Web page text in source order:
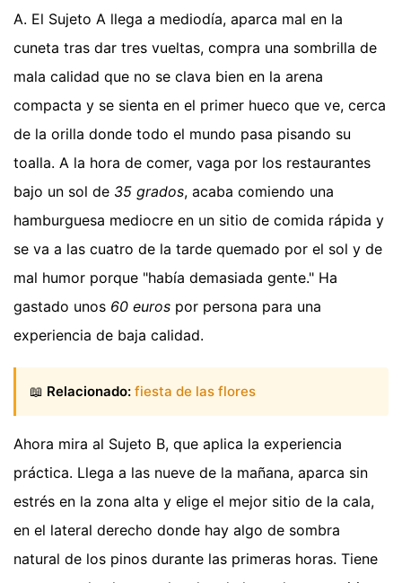
A. El Sujeto A llega a mediodía, aparca mal en la
cuneta tras dar tres vueltas, compra una sombrilla de
mala calidad que no se clava bien en la arena
compacta y se sienta en el primer hueco que ve, cerca
de la orilla donde todo el mundo pasa pisando su
toalla. A la hora de comer, vaga por los restaurantes
bajo un sol de 35 grados, acaba comiendo una
hamburguesa mediocre en un sitio de comida rápida y
se va a las cuatro de la tarde quemado por el sol y de
mal humor porque "había demasiada gente." Ha
gastado unos 60 euros por persona para una
experiencia de baja calidad.
📖 Relacionado: fiesta de las flores
Ahora mira al Sujeto B, que aplica la experiencia
práctica. Llega a las nueve de la mañana, aparca sin
estrés en la zona alta y elige el mejor sitio de la cala,
en el lateral derecho donde hay algo de sombra
natural de los pinos durante las primeras horas. Tiene